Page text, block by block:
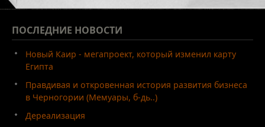
ПОСЛЕДНИЕ НОВОСТИ
Новый Каир - мегапроект, который изменил карту
Египта
Правдивая и откровенная история развития бизнеса
в Черногории (Мемуары, б-дь..)
Дереализация